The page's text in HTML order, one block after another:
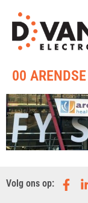
00
Volg ons op: